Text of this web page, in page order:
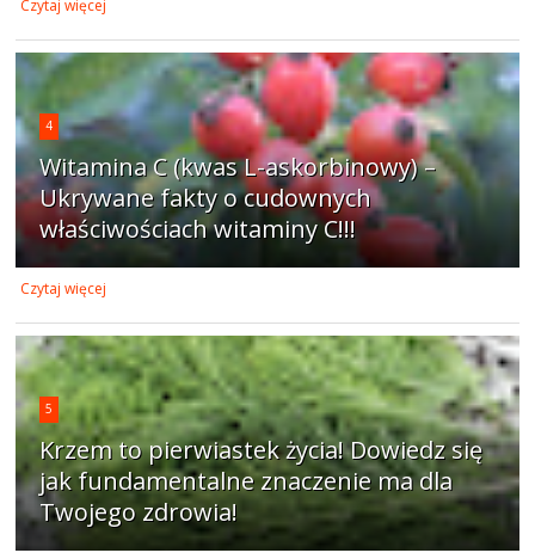
Czytaj więcej
4
Witamina C (kwas L-askorbinowy) –
Ukrywane fakty o cudownych
właściwościach witaminy C!!!
Czytaj więcej
5
Krzem to pierwiastek życia! Dowiedz się
jak fundamentalne znaczenie ma dla
Twojego zdrowia!